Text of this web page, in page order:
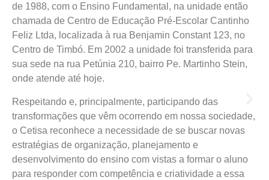
de 1988, com o Ensino Fundamental, na unidade então
chamada de Centro de Educação Pré-Escolar Cantinho
Feliz Ltda, localizada à rua Benjamin Constant 123, no
Centro de Timbó. Em 2002 a unidade foi transferida para
sua sede na rua Petúnia 210, bairro Pe. Martinho Stein,
onde atende até hoje.
Respeitando e, principalmente, participando das
transformações que vêm ocorrendo em nossa sociedade,
o Cetisa reconhece a necessidade de se buscar novas
estratégias de organização, planejamento e
desenvolvimento do ensino com vistas a formar o aluno
para responder com competência e criatividade a essa